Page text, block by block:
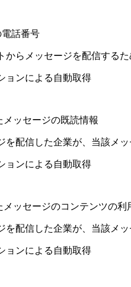
話番号
メッセージを配信するた
による自動取得
ッセージの既読情報
した企業が、当該メッセ
による自動取得
ッセージのコンテンツの利
した企業が、当該メッセ
による自動取得